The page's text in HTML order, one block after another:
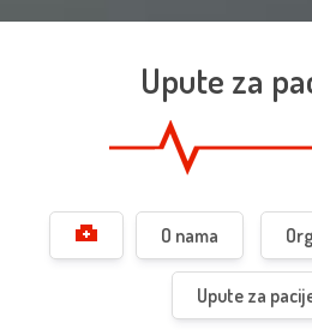
Upute za
O nama
Upute za